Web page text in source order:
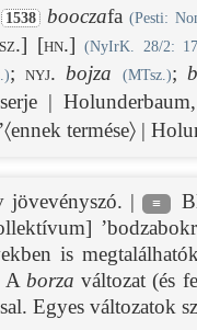
1538 booczafa(Pesti:
[hn.] (NyIrK. 28/2:
;nyj. bojza (MTsz.);
|
termése〉 |
jövevényszó. | ≡
is
Aborza változat (és
Egyes változatok